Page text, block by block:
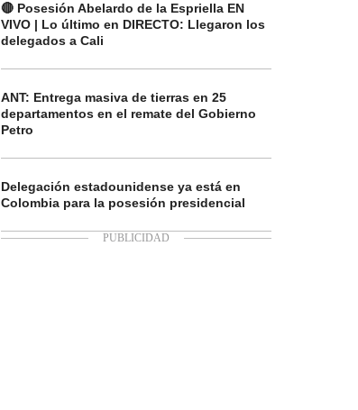
🔴 Posesión Abelardo de la Espriella EN
VIVO | Lo último en DIRECTO: Llegaron los
delegados a Cali
ANT: Entrega masiva de tierras en 25
departamentos en el remate del Gobierno
Petro
Delegación estadounidense ya está en
Colombia para la posesión presidencial